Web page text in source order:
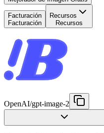
Facturación
Facturación
Recursos
Recursos
OpenAI/gpt-image-2